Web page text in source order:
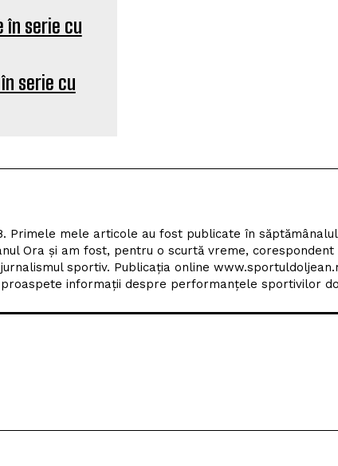
serie cu
Primele mele articole au fost publicate în
Ora și am fost, pentru o scurtă vreme,
sportiv. Publicația online
informații despre performanțele sportivilor